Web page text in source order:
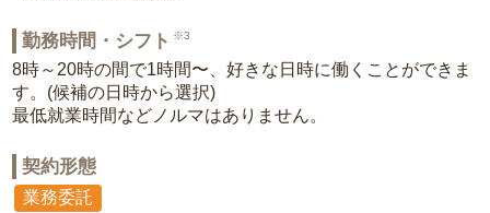
勤務時間・シフト ※3
8時～20時の間で1時間〜、好きな日時に働くことができま
す。(候補の日時から選択)
最低就業時間などノルマはありません。
契約形態
業務委託